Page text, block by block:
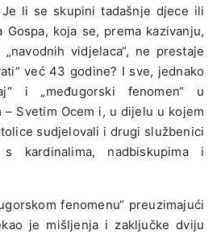
li se skupini tadašnje djece ili
Gospa, koja se, prema kazivanju,
„navodnih vidjelaca“, ne prestaje
već 43 godine? I sve, jednako
i „međugorski fenomen“ u
– Svetim Ocem i, u dijelu u kojem
sudjelovali i drugi službenici
kardinalima, nadbiskupima i
fenomenu“ preuzimajući
je mišljenja i zaključke dviju